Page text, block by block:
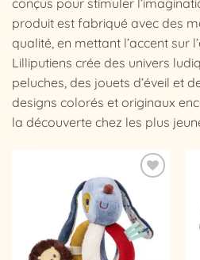
conçus pour stimuler
produit est fabriqué avec des
qualité, en mettant l’accent sur
Lilliputiens crée des univers
peluches, des jouets d’éveil et
designs colorés et originaux
la découverte chez les plus
liste
d’envies